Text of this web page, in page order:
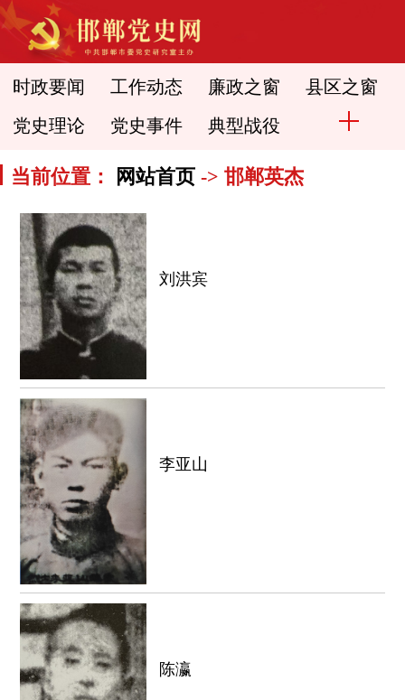
时政要闻 工作动态 廉政之窗 县区之窗
党史理论 党史事件 典型战役
当前位置： 网站首页 -> 邯郸英杰
刘洪宾
李亚山
陈瀛